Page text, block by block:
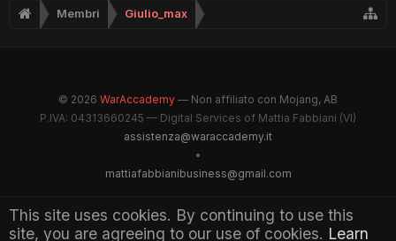
This site uses cookies. By continuing to use this
site, you are agreeing to our use of cookies. Learn
Membri Giulio_max
© 2026 WarAccademy — Non affiliato con Mojang, AB
P.IVA: 04313660245 — Digital Services of Mattia Fabbiani (VI)
assistenza@waraccademy.it
•
mattiafabbianibusiness@gmail.com
@GhostFabbyz
Maintained by WarAccademy Administrators